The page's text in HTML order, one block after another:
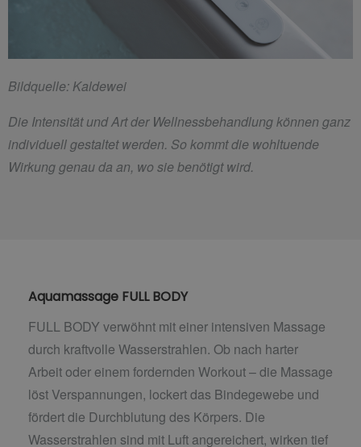
Bildquelle: Kaldewei
Die Intensität und Art der Wellnessbehandlung können ganz
individuell gestaltet werden. So kommt die wohltuende
Wirkung genau da an, wo sie benötigt wird.
Aquamassage FULL BODY
FULL BODY verwöhnt mit einer intensiven Massage
durch kraftvolle Wasserstrahlen. Ob nach harter
Arbeit oder einem fordernden Workout – die Massage
löst Verspannungen, lockert das Bindegewebe und
fördert die Durchblutung des Körpers. Die
Wasserstrahlen sind mit Luft angereichert, wirken tief